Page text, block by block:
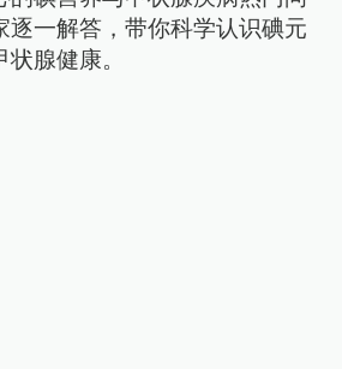
逐一解答，带你科学认识碘元
腺健康。